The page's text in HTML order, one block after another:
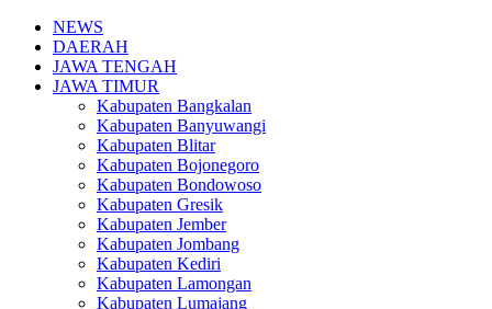
NEWS
DAERAH
JAWA TENGAH
JAWA TIMUR
Kabupaten Bangkalan
Kabupaten Banyuwangi
Kabupaten Blitar
Kabupaten Bojonegoro
Kabupaten Bondowoso
Kabupaten Gresik
Kabupaten Jember
Kabupaten Jombang
Kabupaten Kediri
Kabupaten Lamongan
Kabupaten Lumajang